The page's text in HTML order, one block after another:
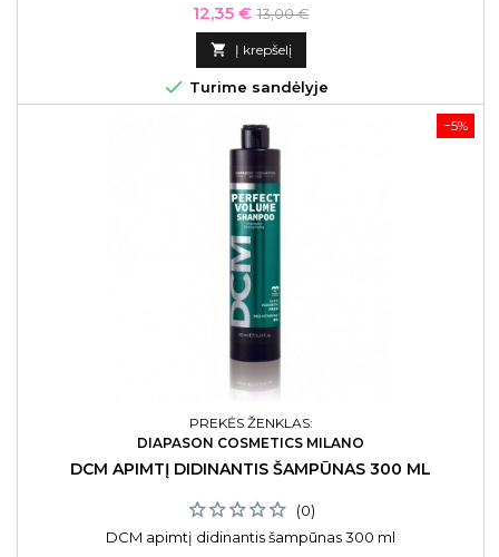
Kaina
12,35 € Bazinė
kaina
13,00 €
 Į krepšelį
 Turime sandėlyje
−5%
PREKĖS ŽENKLAS:
DIAPASON COSMETICS MILANO
DCM APIMTĮ DIDINANTIS ŠAMPŪNAS 300 ML
(0)
DCM apimtį didinantis šampūnas 300 ml